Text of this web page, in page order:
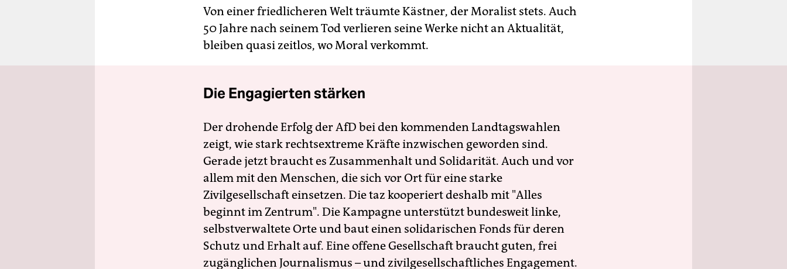
Von einer friedlicheren Welt träumte Kästner, der Moralist stets. Auch
50 Jahre nach seinem Tod verlieren seine Werke nicht an Aktualität,
bleiben quasi zeitlos, wo Moral verkommt.
Die Engagierten stärken
Der drohende Erfolg der AfD bei den kommenden Landtagswahlen
zeigt, wie stark rechtsextreme Kräfte inzwischen geworden sind.
Gerade jetzt braucht es Zusammenhalt und Solidarität. Auch und vor
allem mit den Menschen, die sich vor Ort für eine starke
Zivilgesellschaft einsetzen. Die taz kooperiert deshalb mit "Alles
beginnt im Zentrum". Die Kampagne unterstützt bundesweit linke,
selbstverwaltete Orte und baut einen solidarischen Fonds für deren
Schutz und Erhalt auf. Eine offene Gesellschaft braucht guten, frei
zugänglichen Journalismus – und zivilgesellschaftliches Engagement.